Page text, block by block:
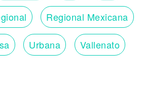
Regional Mexicana
Urbana Vallenato